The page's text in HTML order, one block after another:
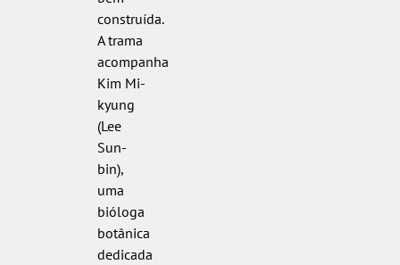
construída.
A trama
acompanha
Kim Mi-
kyung
(Lee
Sun-
bin),
uma
bióloga
botânica
dedicada